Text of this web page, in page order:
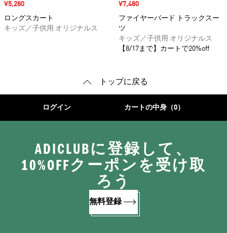
セール価格
¥5,280
ロングスカート
キッズ／子供用 オリジナルス
セール価格
¥7,480
ファイヤーバード トラックスー
ツ
キッズ／子供用 オリジナルス
【8/17まで】カートで20%off
トップに戻る
ログイン カートの中身（0）
ADICLUBに登録して、
10%OFFクーポンを受け取
ろう
無料登録